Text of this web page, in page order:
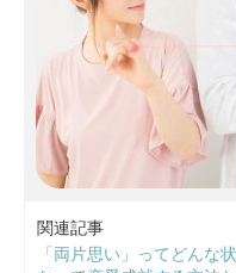
関連記事
「両片思い」ってどんな